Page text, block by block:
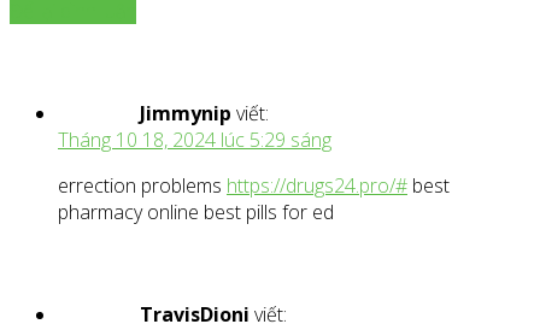
Jimmynip viết:
Tháng 10 18, 2024 lúc 5:29 sáng
errection problems https://drugs24.pro/# best
pharmacy online best pills for ed
TravisDioni viết: